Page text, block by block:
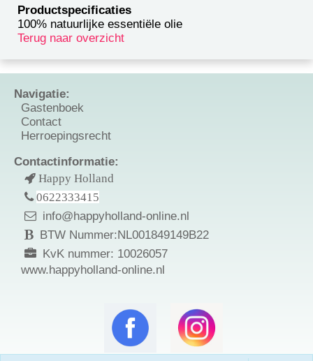
Productspecificaties
100% natuurlijke essentiële olie
Terug naar overzicht
Navigatie:
Gastenboek
Contact
Herroepingsrecht
Contactinformatie:
Happy Holland
0622333415
info@happyholland-online.nl
BTW Nummer:NL001849149B22
KvK nummer: 10026057
www.happyholland-online.nl